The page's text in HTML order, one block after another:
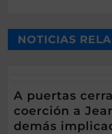
NOTICIAS
A puertas
coerción a
demás